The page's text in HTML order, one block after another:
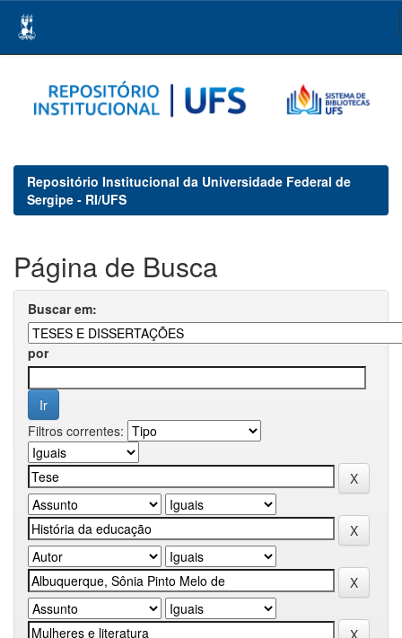
navigation
Repositório Institucional da Universidade Federal de
Sergipe - RI/UFS
Página de Busca
Buscar em:
por
Filtros correntes: